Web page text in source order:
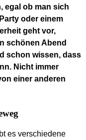
egal ob man sich
oder einem
geht vor,
schönen Abend
schon wissen, dass
Nicht immer
einer anderen
es verschiedene